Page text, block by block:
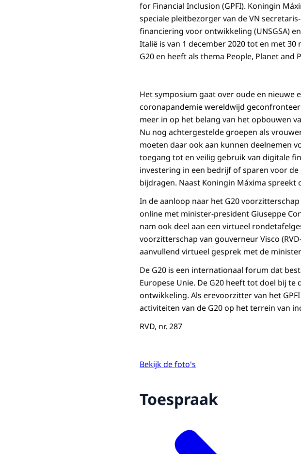
for Financial Inclusion (GPFI). Koningin
speciale pleitbezorger van de VN
financiering voor ontwikkeling (UNSGSA)
Italië is van 1 december 2020 tot en met
G20 en heeft als thema People, Planet and
Het symposium gaat over oude en nieuwe
coronapandemie wereldwijd
meer in op het belang van het opbouwen
Nu nog achtergestelde groepen als
moeten daar ook aan kunnen deelnemen
toegang tot en veilig gebruik van digitale
investering in een bedrijf of sparen voor
bijdragen. Naast Koningin Máxima spreekt
In de aanloop naar het G20
online met minister-president Giuseppe
nam ook deel aan een virtueel
voorzitterschap van gouverneur Visco
aanvullend virtueel gesprek met de
De G20 is een internationaal forum dat
Europese Unie. De G20 heeft tot doel bij
ontwikkeling. Als erevoorzitter van het
activiteiten van de G20 op het terrein van
RVD, nr. 287
Bekijk de foto's
Toespraak